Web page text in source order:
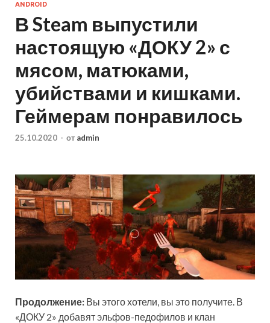
ANDROID
В Steam выпустили
настоящую «ДОКУ 2» с
мясом, матюками,
убийствами и кишками.
Геймерам понравилось
25.10.2020 - от admin
Продолжение: Вы этого хотели, вы это получите. В
«ДОКУ 2» добавят эльфов-педофилов и клан